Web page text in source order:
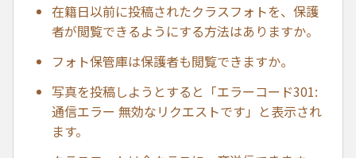
在籍日以前に投稿されたクラスフォトを、保護
者が閲覧できるようにする方法はありますか。
フォト保管庫は保護者も閲覧できますか。
写真を投稿しようとすると「エラーコード301:
通信エラー 無効なリクエストです」と表示され
ます。